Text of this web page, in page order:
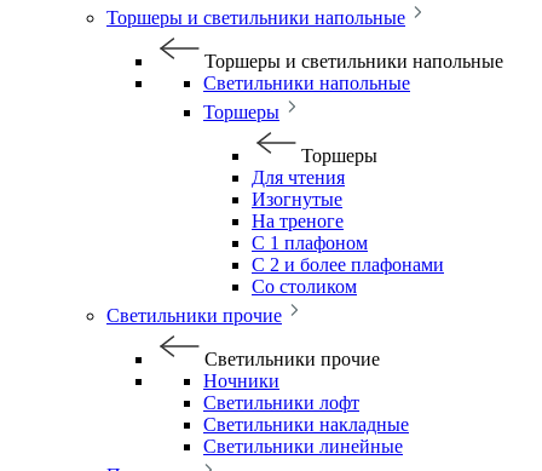
Торшеры и светильники напольные
Торшеры и светильники напольные
Светильники напольные
Торшеры
Торшеры
Для чтения
Изогнутые
На треноге
С 1 плафоном
С 2 и более плафонами
Со столиком
Светильники прочие
Светильники прочие
Ночники
Светильники лофт
Светильники накладные
Светильники линейные